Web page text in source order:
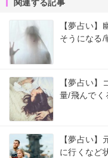
関連する記事
【夢占い
そうになる/
【夢占い
量/飛んでく
【夢占い
に行くなど